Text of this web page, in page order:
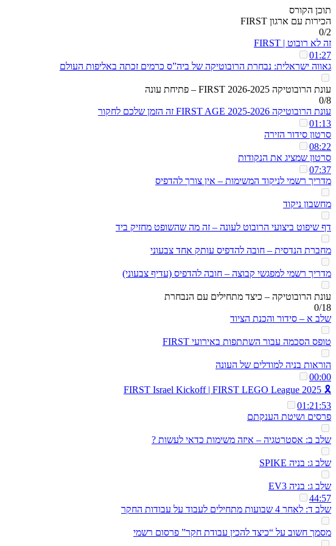
תוכן הקורס
הכירות עם ארגון FIRST
0/2
זה לא רובוט | FIRST
01:27
גאווה ישראלית: נבחרת הרובוטיקה של ביה”ס כרמים זכתה באליפות העולם
עונת הרובוטיקה 2026-2025 FIRST – פתיחת עונה
0/8
עונת הרובוטיקה 2025-2026 FIRST AGE זה הזמן שלכם לחקור
01:13
סרטון סידור הזירה
08:22
סרטון שמציג את הנקודות
07:37
מדריך רשמי לניקוד המשימות – אין צורך להדפיס
מחשבון ניקוד
דף שיפוט ביצועי הרובוט לעונה – זה מה שהשופט מחזיק ביד
מחברת הנדסית – חובה להדפיס עותק אחד צבעוני
מדריך רשמי למפגשי קבוצה – חובה להדפיס (עדיף צבעוני)
עונת הרובוטיקה – כיצד מתחילים עם הנבחרת
0/18
שלב א – סידור והכנת הציוד
טופס הסכמה עבור השתתפות באירועי FIRST
הוראות בניה למודלים של העונה
00:00
🎗️ 2025 FIRST Israel Kickoff | FIRST LEGO League
01:21:53
פרסים ושיטת הענקתם
שלב ב: אסטרטגיה – איזה משימות כדאי לעשות ?
שלב ג: בניה SPIKE
שלב ג: בניה EV3
44:57
שלב ד: לאחר 4 שבועות מתחילים לעבוד על עבודות החקר
מסמך חשוב על “כיצד להכין עבודת חקר” פרסום רשמי